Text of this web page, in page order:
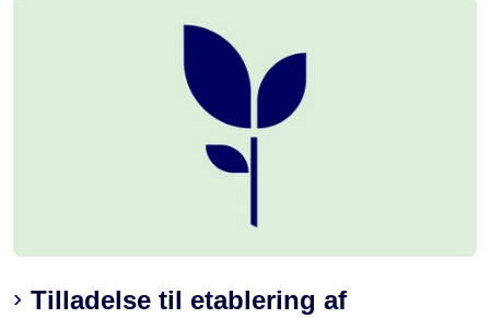
Tilladelse til etablering af